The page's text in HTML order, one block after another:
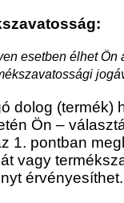
esetben élhet Ön
dolog (termék)
Ön –
1. pontban
vagy
érvényesíthet.